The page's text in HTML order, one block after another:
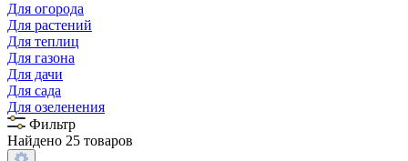
Для огорода
Для растений
Для теплиц
Для газона
Для дачи
Для сада
Для озеленения
Фильтр
Найдено 25 товаров